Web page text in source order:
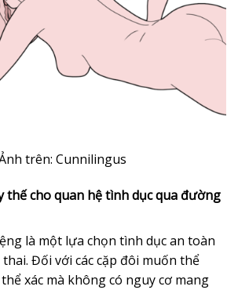
trên: Cunnilingus
thế cho quan hệ tình dục qua đường
là một lựa chọn tình dục an toàn
Đối với các cặp đôi muốn thể
xác mà không có nguy cơ mang